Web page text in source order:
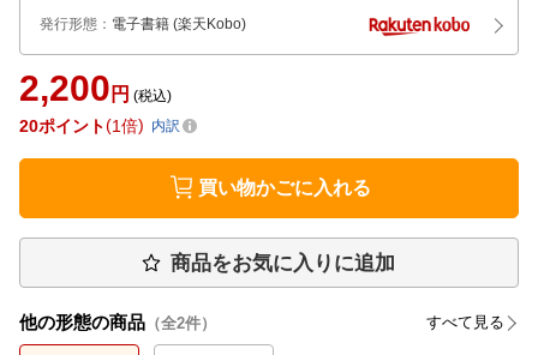
発行形態 ： 電子書籍 (楽天Kobo)
2,200 円 (税込)
20ポイント 1倍 内訳
買い物かごに入れる
商品をお気に入りに追加
他の形態の商品 （全2件） すべて見る